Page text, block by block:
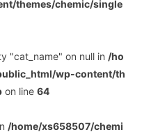
themes/chemic/single
"cat_name" on null in /ho
wp-content/th
on line64
/home/xs658507/chemi